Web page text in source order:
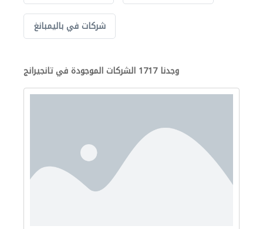
شركات في باليمبانغ
وجدنا 1717 الشركات الموجودة في تانجيرانج